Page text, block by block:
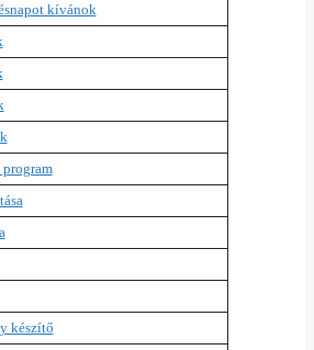
kívánok
program
készítő